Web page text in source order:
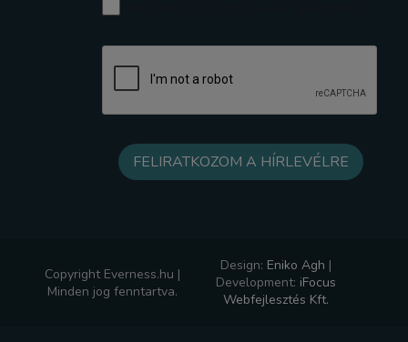
Copyright Everness.hu |
Minden jog fenntartva.
Design: Eniko Agh |
Development: iFocus
Webfejlesztés Kft.